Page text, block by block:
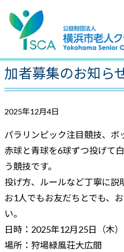
ボッチャを楽し
加者募集のお知
2025年12月4日
パラリンピック注目競技、ボ
赤球と青球を6球ずつ投げて
う競技です。
投げ方、ルールなど丁寧に説
お1人でもお友だちとでも、
い。
日時：2025年12月25日（木
場所：狩場緑風荘大広間